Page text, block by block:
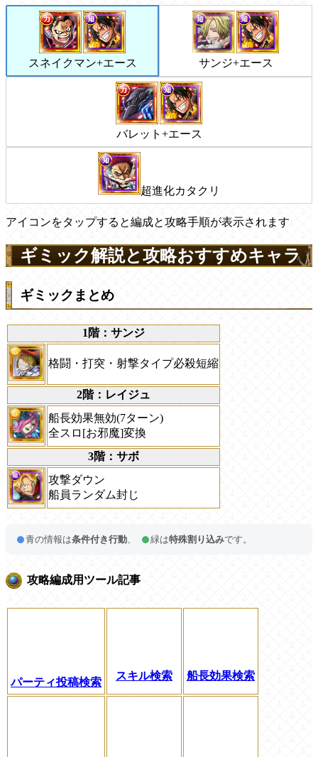
スネイクマン+エース サンジ+エース
バレット+エース
超進化カタクリ
アイコンをタップすると編成と攻略手順が表示されます
ギミック解説と攻略おすすめキャラ
ギミックまとめ
1階：サンジ
格闘・打突・射撃タイプ必殺短縮
2階：レイジュ
船長効果無効(7ターン)
全スロ[お邪魔]変換
3階：サボ
攻撃ダウン
船員ランダム封じ
青の情報は条件付き行動 緑は特殊割り込みです。
攻略編成用ツール記事
パーティ投稿検索
スキル検索 船長効果検索